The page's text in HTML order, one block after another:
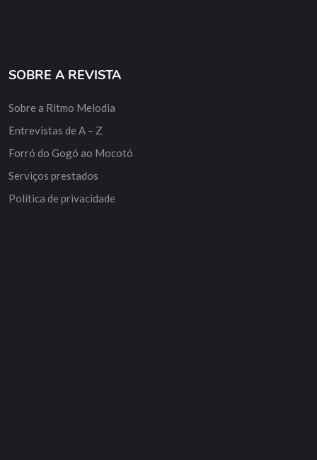
SOBRE A REVISTA
Sobre a Ritmo Melodia
Entrevistas de A – Z
Forró do Gogó ao Mocotó
Serviços prestados
Política de privacidade